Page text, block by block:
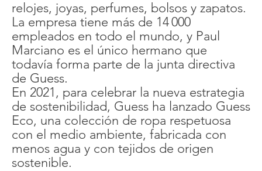
relojes, joyas, perfumes, bolsos y zapatos.
La empresa tiene más de 14 000
empleados en todo el mundo, y Paul
Marciano es el único hermano que
todavía forma parte de la junta directiva
de Guess.
En 2021, para celebrar la nueva estrategia
de sostenibilidad, Guess ha lanzado Guess
Eco, una colección de ropa respetuosa
con el medio ambiente, fabricada con
menos agua y con tejidos de origen
sostenible.